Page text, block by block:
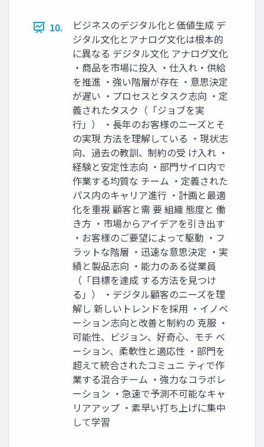
10.
ビジネスのデジタル化と価値生成 デ
ジタル文化とアナログ文化は根本的
に異なる デジタル文化 アナログ文化
・商品を市場に投入 ・仕入れ・供給
を推進 ・強い階層が存在 ・意思決定
が遅い ・プロセスとタスク志向 ・定
義されたタスク（「ジョブを実
行」） ・長年のお客様のニーズとそ
の実現 方法を理解している ・現状志
向、過去の教訓、制約の受 け入れ ・
経験と安定性志向 ・部門サイロ内で
作業する均質な チーム ・定義された
パス内のキャリア進行 ・計画と最適
化を重視 顧客と需 要 組織 態度と 働
き方 ・市場からアイデアを引き出す
・お客様のご要望によって駆動 ・フ
ラットな階層 ・迅速な意思決定 ・実
績と製品志向 ・能力のある従業員
（「目標を達成 する方法を見つけ
る」） ・デジタル顧客のニーズを理
解し 新しいトレンドを採用 ・イノベ
ーション志向と改善と制約の 克服 ・
可能性、ビジョン、好奇心、モチ ベ
ーション、柔軟性と適応性 ・部門を
超えて統合されたコミュニ ティで作
業する混合チーム ・強力なコラボレ
ーション ・急速で予測不可能なキャ
リアアップ ・素早い打ち上げに集中
して学習